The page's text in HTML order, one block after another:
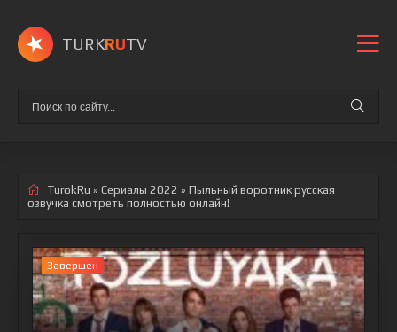
TURKRUTV
TurokRu » Сериалы 2022 » Пыльный воротникрусская
озвучка смотреть полностью онлайн!
Завершен